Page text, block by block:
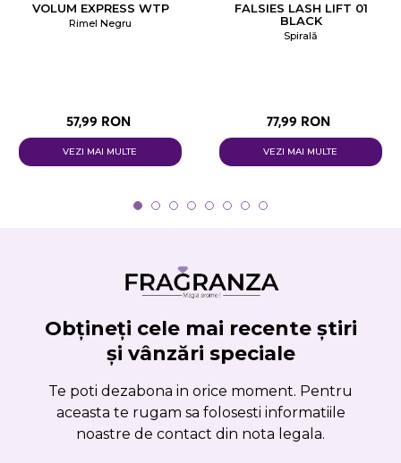
VOLUM EXPRESS WTP
Rimel Negru
57,99 RON
VEZI MAI MULTE
FALSIES LASH LIFT 01
BLACK
Spirală
77,99 RON
VEZI MAI MULTE
Obțineți cele mai recente știri
și vânzări speciale
Te poti dezabona in orice moment. Pentru
aceasta te rugam sa folosesti informatiile
noastre de contact din nota legala.